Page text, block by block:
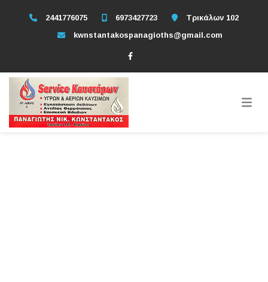
2441776075 6973427723
Τρικάλων 102
kwnstantakospanagioths@gmail.com